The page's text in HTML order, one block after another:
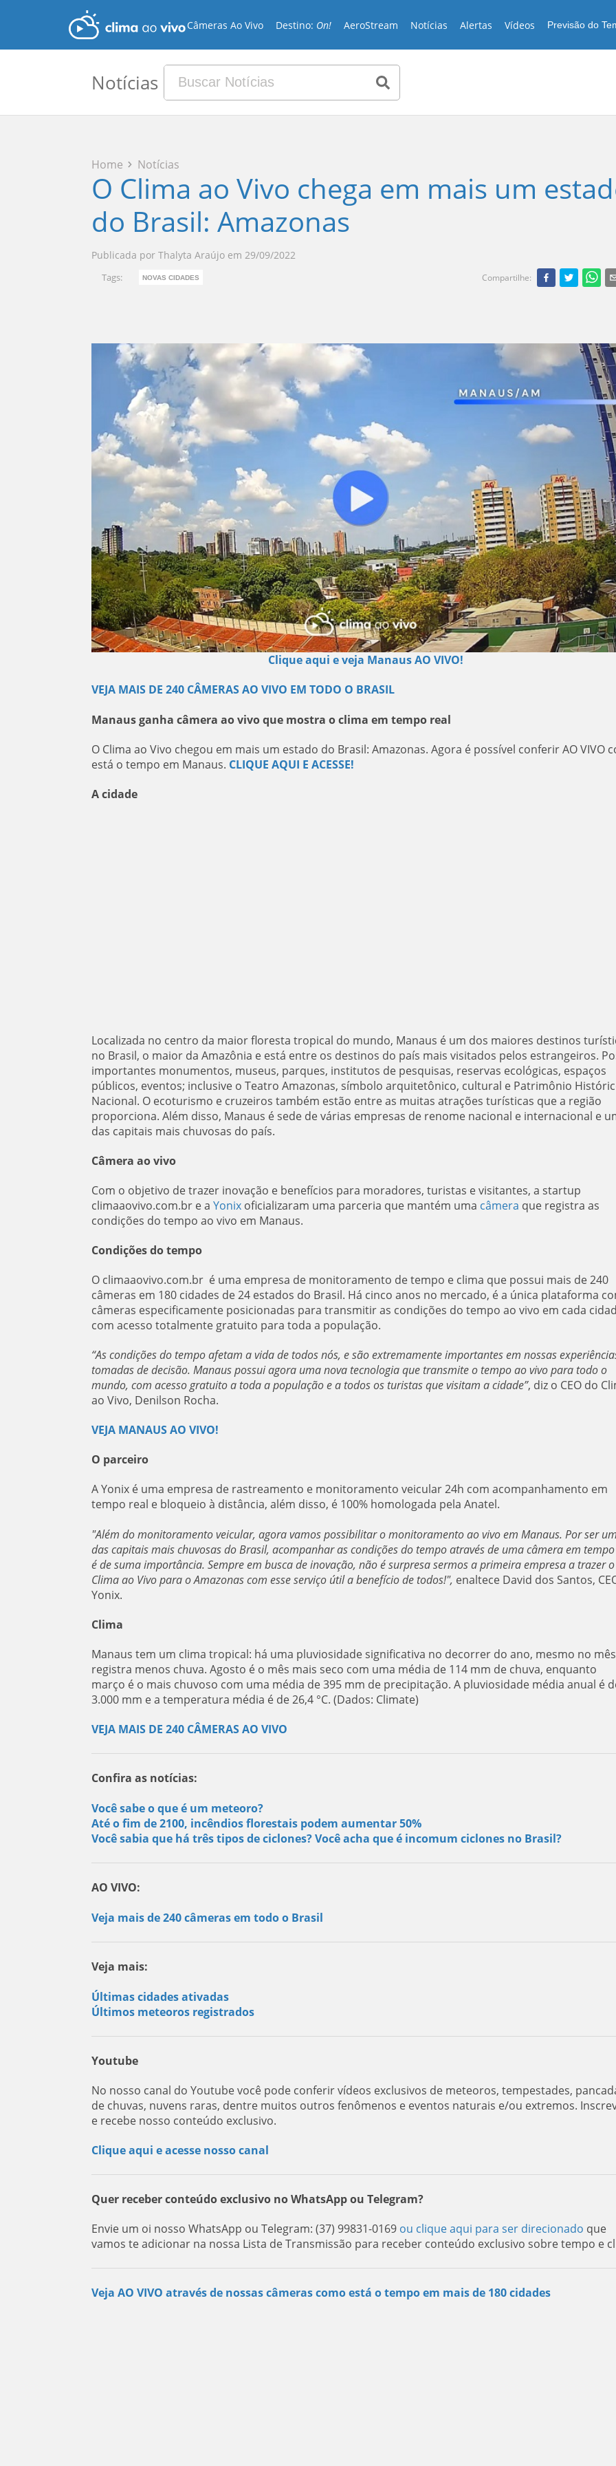
Câmeras Ao Vivo Destino: On! AeroStream Notícias Alertas Vídeos Previsão do
Notícias
Home Notícias
O Clima ao Vivo chega em mais um
do Brasil: Amazonas
Publicada por Thalyta Araújo em 29/09/2022
Tags: NOVAS CIDADES Compartilhe:
Clique aqui e veja Manaus AO VIVO!
VEJA MAIS DE 240 CÂMERAS AO VIVO EM TODO O BRASIL
Manaus ganha câmera ao vivo que mostra o clima em tempo real
O Clima ao Vivo chegou em mais um estado do Brasil: Amazonas. Agora é possível conferir AO VIVO
está o tempo em Manaus. CLIQUE AQUI E ACESSE!
A cidade
Localizada no centro da maior floresta tropical do mundo, Manaus é um dos maiores destinos
no Brasil, o maior da Amazônia e está entre os destinos do país mais visitados pelos estrangeiros.
importantes monumentos, museus, parques, institutos de pesquisas, reservas ecológicas, espaços
públicos, eventos; inclusive o Teatro Amazonas, símbolo arquitetônico, cultural e Patrimônio
Nacional. O ecoturismo e cruzeiros também estão entre as muitas atrações turísticas que a região
proporciona. Além disso, Manaus é sede de várias empresas de renome nacional e internacional e
das capitais mais chuvosas do país.
Câmera ao vivo
Com o objetivo de trazer inovação e benefícios para moradores, turistas e visitantes, a startup
climaaovivo.com.br e a Yonixoficializaram uma parceria que mantém uma câmera que registra as
condições do tempo ao vivo em Manaus.
Condições do tempo
O climaaovivo.com.br é uma empresa de monitoramento de tempo e clima que possui mais de 240
câmeras em 180 cidades de 24 estados do Brasil. Há cinco anos no mercado, é a única plataforma
câmeras especificamente posicionadas para transmitir as condições do tempo ao vivo em cada
com acesso totalmente gratuito para toda a população.
“As condições do tempo afetam a vida de todos nós, e são extremamente importantes em nossas
tomadas de decisão. Manauspossui agora uma nova tecnologia que transmite o tempo ao vivo para todo o
mundo, com acesso gratuito a toda a população e a todos os turistas que visitam a cidade”, diz o CEO do
ao Vivo, Denilson Rocha.
VEJA MANAUS AO VIVO!
O parceiro
A Yonix é uma empresa de rastreamento e monitoramento veicular 24h com acompanhamento em
tempo real e bloqueio à distância, além disso, é 100% homologada pela Anatel.
"Além do monitoramento veicular, agora vamos possibilitar o monitoramento ao vivo em Manaus. Por ser
das capitais mais chuvosas do Brasil, acompanhar as condições do tempo através de uma câmera em
é de suma importância. Sempre em busca de inovação, não é surpresa sermos a primeira empresa a trazer o
Clima ao Vivo para o Amazonas com esse serviço útil a benefício de todos!", enaltece David dos Santos,
Yonix.
Clima
Manaus tem um clima tropical: há uma pluviosidade significativa no decorrer do ano, mesmo no
registra menos chuva. Agosto é o mês mais seco com uma média de 114 mm de chuva, enquanto
março é o mais chuvoso com uma média de 395 mm de precipitação. A pluviosidade média anual é
3.000 mm e a temperatura média é de 26,4 °C. (Dados: Climate)
VEJA MAIS DE 240 CÂMERAS AO VIVO
Confira as notícias:
Você sabe o que é um meteoro?
Até o fim de 2100, incêndios florestais podem aumentar 50%
Você sabia que há três tipos de ciclones? Você acha que é incomum ciclones no Brasil?
AO VIVO:
Veja mais de 240 câmeras em todo o Brasil
Veja mais:
Últimas cidades ativadas
Últimos meteoros registrados
Youtube
No nosso canal do Youtube você pode conferir vídeos exclusivos de meteoros, tempestades,
de chuvas, nuvens raras, dentre muitos outros fenômenos e eventos naturais e/ou extremos.
e recebe nosso conteúdo exclusivo.
Clique aqui e acesse nosso canal
Quer receber conteúdo exclusivo no WhatsApp ou Telegram?
Envie um oi nosso WhatsApp ou Telegram: (37) 99831-0169 ou clique aqui para ser direcionado que
vamos te adicionar na nossa Lista de Transmissão para receber conteúdo exclusivo sobre tempo e
Veja AO VIVO através de nossas câmeras como está o tempo em mais de 180 cidades